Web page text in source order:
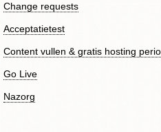
Change requests
Acceptatietest
Content vullen & gratis hosting
Go Live
Nazorg